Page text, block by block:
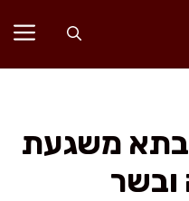
משגעת
ובשר